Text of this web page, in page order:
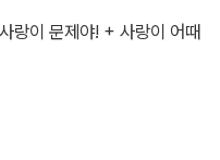
랑이 문제야! + 사랑이 어때